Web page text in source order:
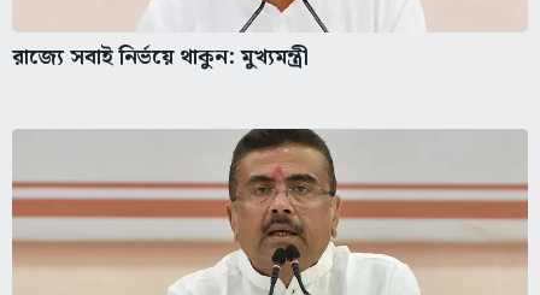
রাজ্যে সবাই নির্ভয়ে থাকুন: মুখ্যমন্ত্রী